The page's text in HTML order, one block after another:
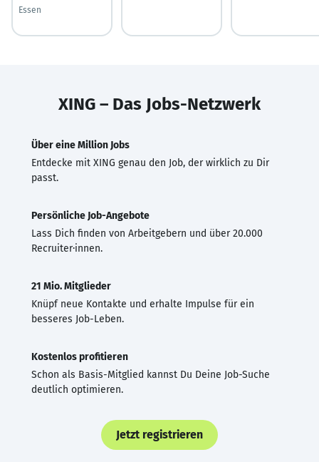
Essen
XING – Das Jobs-Netzwerk
Über eine Million Jobs
Entdecke mit XING genau den Job, der wirklich zu Dir
passt.
Persönliche Job-Angebote
Lass Dich finden von Arbeitgebern und über 20.000
Recruiter·innen.
21 Mio. Mitglieder
Knüpf neue Kontakte und erhalte Impulse für ein
besseres Job-Leben.
Kostenlos profitieren
Schon als Basis-Mitglied kannst Du Deine Job-Suche
deutlich optimieren.
Jetzt registrieren